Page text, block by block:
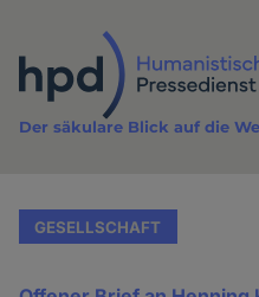
Inhalt
Der säkulare Blick auf die
GESELLSCHAFT